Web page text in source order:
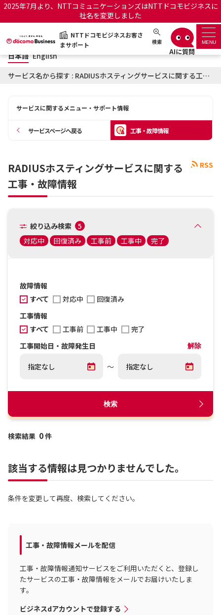
2025年7月より、NTTコミュニケーションズはNTTドコモビジネスに
社名を変更しました
NTTドコモビジネスお客さ
まサポート
検索 MENU
NTTドコモビジネスお客さまサポート 日本語 English
サポートトップ
OCNのお客さまはこちら
工事・故障情報通知サー
日本語 English
サービス名から探す : RADIUSホスティングサービスに関する工事・故障情報
サービスに関するメニュー・サポート情報
サービスページへ戻る 工事・故障情報
RSS
RADIUSホスティングサービスに関する
工事・故障情報
絞り込み検索
5
対応中
回復済み 工事前 工事中 完了
故障情報
すべて
対応中
回復済み
工事情報
すべて
工事前 工事中
完了
工事開始日・故障発生日
解除
～
検索
検索結果 0件
該当する情報は見つかりませんでした。
条件を変更して再度、検索してください。
工事・故障情報メールを配信
工事・故障情報通知サービスをご利用いただくと、登録し
たサービスの工事・故障情報をメールでお届けいたしま
す。
ビジネスdアカウントで登録する